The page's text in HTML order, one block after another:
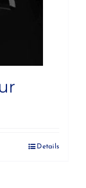
Details